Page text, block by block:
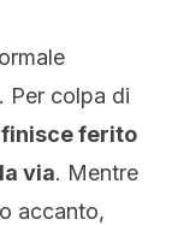
Per colpa di
finisce ferito
via. Mentre
accanto,